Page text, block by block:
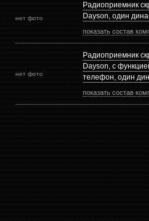
нет фото
Радиоприемник
Dayson, один
показать состав
нет фото
Радиоприемник
Dayson, с
телефон, один
показать состав